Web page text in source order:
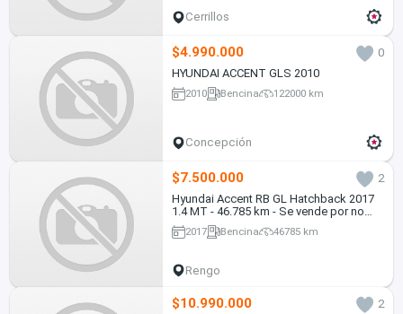
Cerrillos
$4.990.000
0
HYUNDAI ACCENT GLS 2010
2010 Bencina 122000 km
Concepción
$7.500.000
2
Hyundai Accent RB GL Hatchback 2017
1.4 MT - 46.785 km - Se vende por no
uso
2017 Bencina 46785 km
Rengo
$10.990.000
2